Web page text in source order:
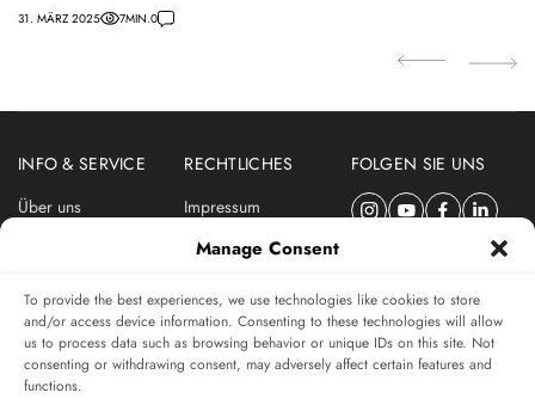
Manage Consent
To provide the best experiences, we use technologies like cookies to store
and/or access device information. Consenting to these technologies will allow
us to process data such as browsing behavior or unique IDs on this site. Not
consenting or withdrawing consent, may adversely affect certain features and
functions.
31. MÄRZ 2025 7MIN.0
INFO & SERVICE
Über uns
RECHTLICHES
Impressum
Datenschutzerklärung
FOLGEN SIE UNS
ABONNIEREN SIE DEN SWISSWATCHES NEWSLETTER
Das unabhängige Magazin für Uhren-Connaisseurs